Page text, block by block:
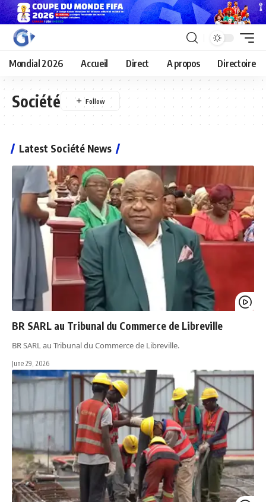
Mondial 2026 Accueil Direct A propos Directoire
Société
Latest Société News
BR SARL au Tribunal du Commerce de Libreville
BR SARL au Tribunal du Commerce de Libreville.
June 29, 2026